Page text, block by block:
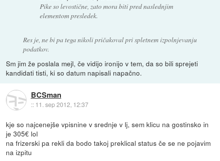
Pike so levostične, zato mora biti pred naslednjim
elementom presledek.
Res je, ne bi pa tega nikoli pričakoval pri spletnem izpolnjevanju
podatkov.
Sm jim že poslala mejl, če vidijo ironijo v tem, da so bili sprejeti
kandidati tisti, ki so datum napisali napačno.
BCSman
:: 11. sep 2012, 12:37
kje so najcenejše vpisnine v srednje v lj, sem klicu na gostinsko in
je 305€ lol
na frizerski pa rekli da bodo takoj preklical status če se ne pojavim
na izpitu